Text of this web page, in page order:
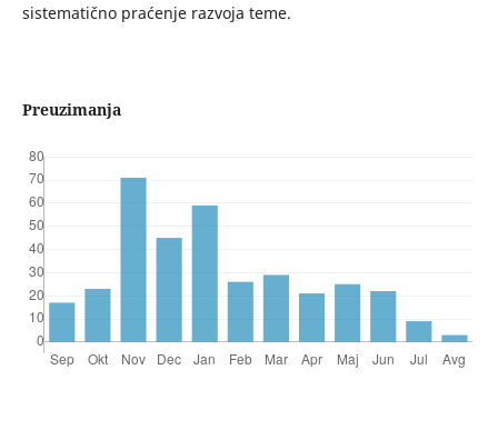
sistematično praćenje razvoja teme.
Preuzimanja